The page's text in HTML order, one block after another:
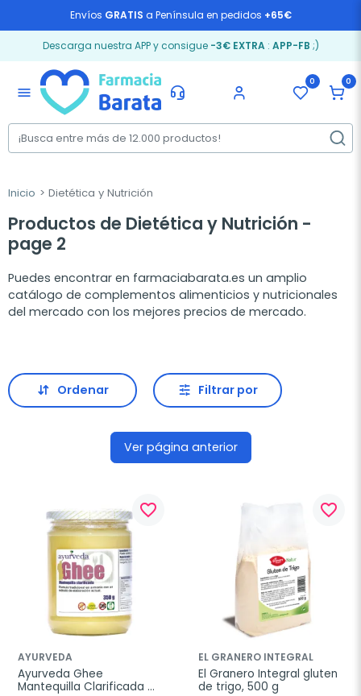
Envíos GRATIS a Península en pedidos +65€
Descarga nuestra APP y consigue -3€ EXTRA: APP-FB ;)
menu
0 0
Inicio Dietética y Nutrición
Productos de Dietética y Nutrición -
page 2
Puedes encontrar en farmaciabarata.es un amplio
catálogo de complementos alimenticios y nutricionales
del mercado con los mejores precios de mercado.
Ordenar Filtrar por
Ver página anterior
favorite_border
AYURVEDA
Ayurveda Ghee
Mantequilla Clarificada
favorite_border
EL GRANERO INTEGRAL
El Granero Integral gluten
de trigo, 500 g